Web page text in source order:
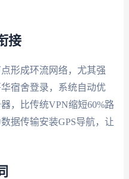
接
形成环流网络，尤其强
宿舍登录，系统自动优
，比传统VPN缩短60%路
据传输安装GPS导航，让